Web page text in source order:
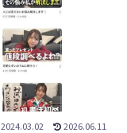
2024.03.02 2026.06.11